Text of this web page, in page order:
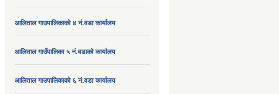
आलिताल गाउपालिकाको ४ नं.वडा कार्यालय
आलिताल गाउँपालिका ५ नं.वडाको कार्यालय
आलिताल गाउपालिकाको ६ नं.वडा कार्यालय